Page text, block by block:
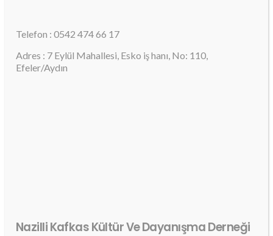
Telefon : 0542 474 66 17
Adres : 7 Eylül Mahallesi, Esko iş hanı, No: 110,
Efeler/Aydın
Nazilli Kafkas Kültür Ve Dayanışma Derneği